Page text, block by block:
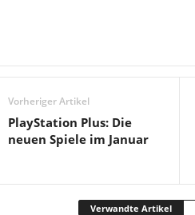
Vorheriger Artikel
PlayStation Plus: Die
neuen Spiele im Januar
Verwandte Artikel